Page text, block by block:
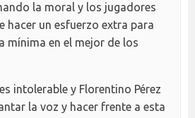
la moral y los jugadores
hacer un esfuerzo extra para
mínima en el mejor de los
intolerable y Florentino Pérez
la voz y hacer frente a esta